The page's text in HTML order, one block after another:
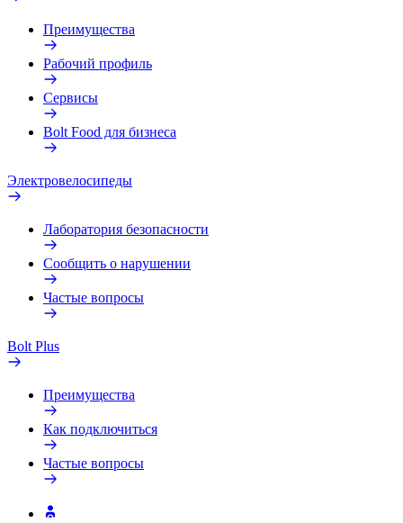
Преимущества
Рабочий профиль
Сервисы
Bolt Food для бизнеса
Электровелосипеды
Лаборатория безопасности
Сообщить о нарушении
Частые вопросы
Bolt Plus
Преимущества
Как подключиться
Частые вопросы